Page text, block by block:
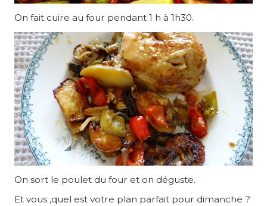
On fait cuire au four pendant 1 h à 1h30.
On sort le poulet du four et on déguste.
Et vous ,quel est votre plan parfait pour dimanche ?